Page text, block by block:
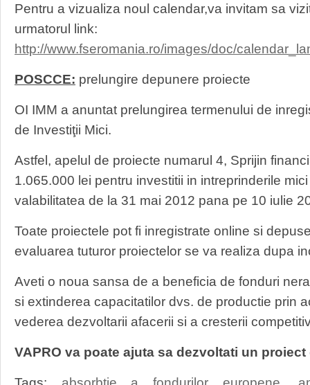
Pentru a vizualiza noul calendar,va invitam sa
urmatorul link:
http://www.fseromania.ro/images/doc/
POSCCE: prelungire depunere proiecte
OI IMM a anuntat prelungirea termenului de
de Investiţii Mici.
Astfel, apelul de proiecte numarul 4, Sprijin
1.065.000 lei pentru investitii in intreprinderile
valabilitatea de la 31 mai 2012 pana pe 10 iulie
Toate proiectele pot fi inregistrate online si
evaluarea tuturor proiectelor se va realiza dupa
Aveti o noua sansa de a beneficia de fonduri
si extinderea capacitatilor dvs. de productie prin
vederea dezvoltarii afacerii si a cresterii
VAPRO va poate ajuta sa dezvoltati un